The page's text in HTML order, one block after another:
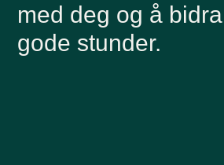
med deg og å
gode stunder.